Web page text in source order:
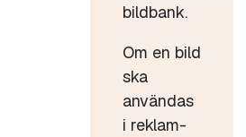
bildbank.
Om en bild
ska
användas
i reklam-